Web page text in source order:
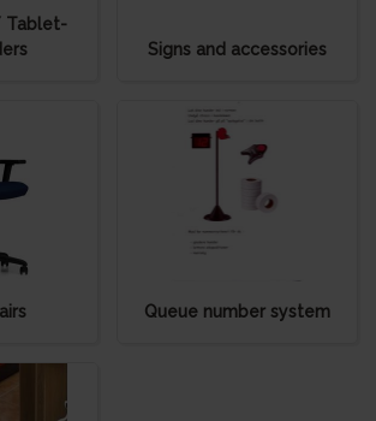
Tablet-
Signs and accessories
Queue number system